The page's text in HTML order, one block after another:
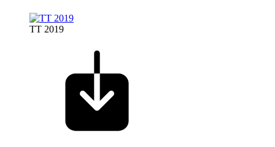
TT 2019